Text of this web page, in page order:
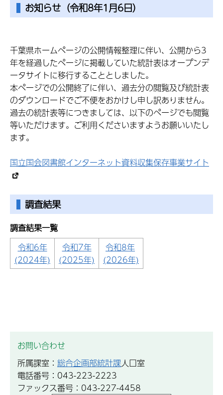
お知らせ（令和8年1月6日）
千葉県ホームページの公開情報整理に伴い、公開から3
年を経過したページに掲載していた統計表はオープンデ
ータサイトに移行することとしました。
本ページでの公開終了に伴い、過去分の閲覧及び統計表
のダウンロードでご不便をおかけし申し訳ありません。
過去の統計表等につきましては、以下のページでも閲覧
等いただけます。ご利用くださいますようお願いいたし
ます。
国立国会図書館インターネット資料収集保存事業サイト
調査結果
調査結果一覧
令和6年
(2024年)
令和7年
(2025年)
令和8年
(2026年)
お問い合わせ
所属課室： 総合企画部統計課人口室
電話番号：043-223-2223
ファックス番号：043-227-4458